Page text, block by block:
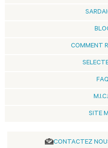
COMMENT
FAQ
SITE
CONTACTEZ